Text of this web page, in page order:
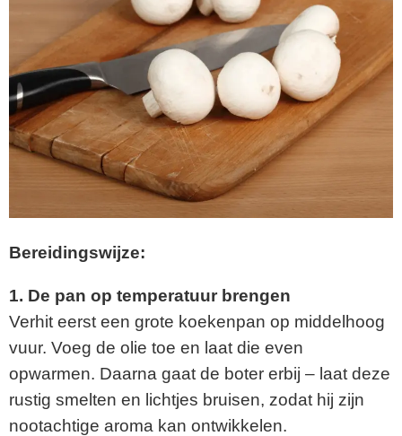
Bereidingswijze:
1. De pan op temperatuur brengen
Verhit eerst een grote koekenpan op middelhoog
vuur. Voeg de olie toe en laat die even
opwarmen. Daarna gaat de boter erbij – laat deze
rustig smelten en lichtjes bruisen, zodat hij zijn
nootachtige aroma kan ontwikkelen.